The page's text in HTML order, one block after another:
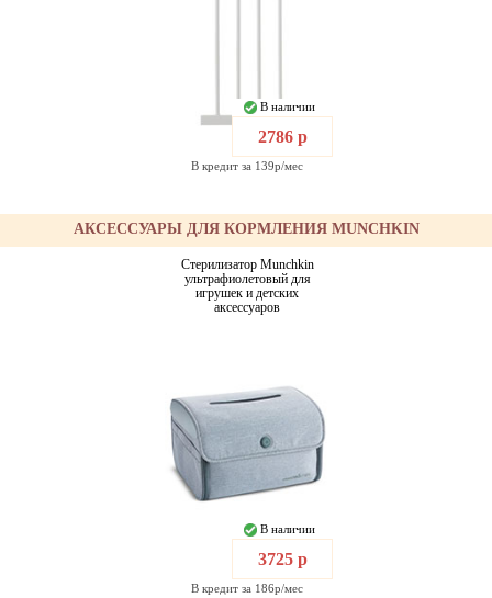
В наличии
2786 р
В кредит за 139р/мес
АКСЕССУАРЫ ДЛЯ КОРМЛЕНИЯ MUNCHKIN
Стерилизатор Munchkin
ультрафиолетовый для
игрушек и детских
аксессуаров
В наличии
3725 р
В кредит за 186р/мес